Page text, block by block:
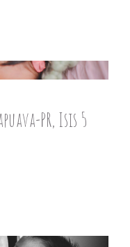
PR, Isis 5